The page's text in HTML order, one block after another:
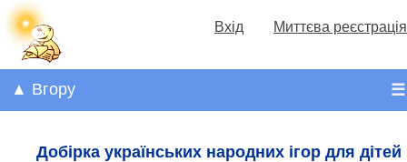
Вхід Миттєва реєстрація
☰
▲ Вгору
Добірка українських народних ігор для дітей